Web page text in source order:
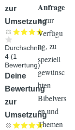
zur
Umsetzung
Durchschnitt:
4 (1
Bewertung)
Audiodatei
Deine
Bewertung
zur
Umsetzung
Anfrage
nzur
Verfügu
ng, zu
speziell
gewünsc
hten
Bibelvers
en und
Themen